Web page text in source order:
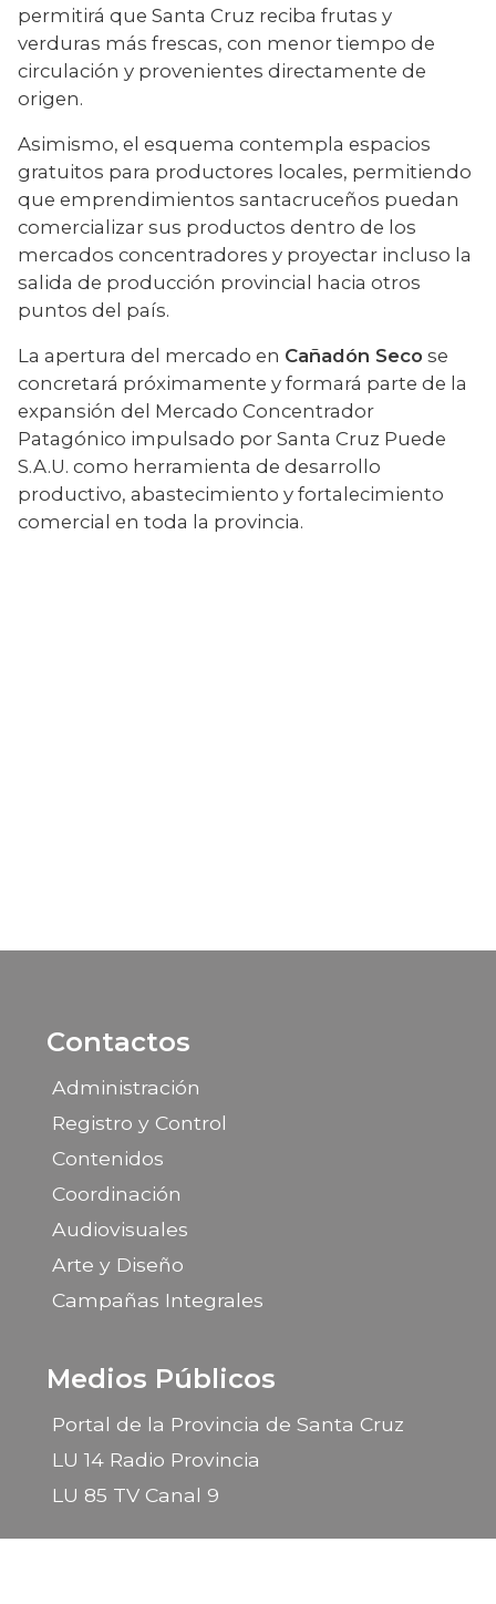
permitirá que Santa Cruz reciba frutas y
verduras más frescas, con menor tiempo de
circulación y provenientes directamente de
origen.
Asimismo, el esquema contempla espacios
gratuitos para productores locales, permitiendo
que emprendimientos santacruceños puedan
comercializar sus productos dentro de los
mercados concentradores y proyectar incluso la
salida de producción provincial hacia otros
puntos del país.
La apertura del mercado en Cañadón Seco se
concretará próximamente y formará parte de la
expansión del Mercado Concentrador
Patagónico impulsado por Santa Cruz Puede
S.A.U. como herramienta de desarrollo
productivo, abastecimiento y fortalecimiento
comercial en toda la provincia.
Contactos
Administración
Registro y Control
Contenidos
Coordinación
Audiovisuales
Arte y Diseño
Campañas Integrales
Medios Públicos
Portal de la Provincia de Santa Cruz
LU 14 Radio Provincia
LU 85 TV Canal 9